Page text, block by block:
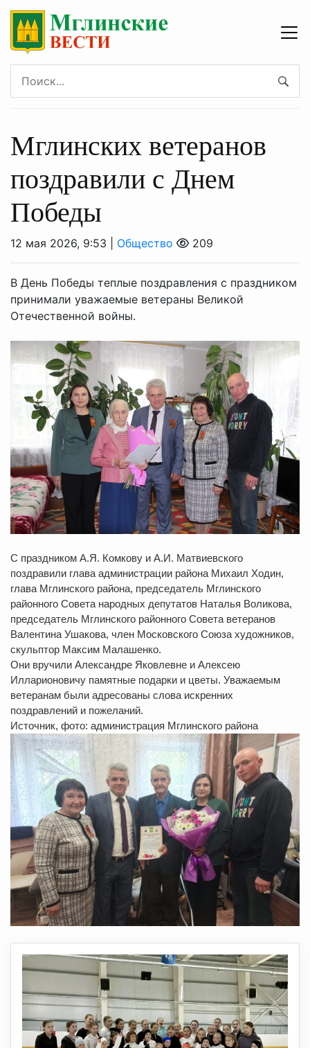
Мглинских ветеранов
поздравили с Днем
Победы
12 мая 2026, 9:53 | Общество 209
В День Победы теплые поздравления с праздником
принимали уважаемые ветераны Великой
Отечественной войны.
С праздником А.Я. Комкову и А.И. Матвиевского
поздравили глава администрации района Михаил Ходин,
глава Мглинского района, председатель Мглинского
районного Совета народных депутатов Наталья Воликова,
председатель Мглинского районного Совета ветеранов
Валентина Ушакова, член Московского Союза художников,
скульптор Максим Малашенко.
Они вручили Александре Яковлевне и Алексею
Илларионовичу памятные подарки и цветы. Уважаемым
ветеранам были адресованы слова искренних
поздравлений и пожеланий.
Источник, фото: администрация Мглинского района